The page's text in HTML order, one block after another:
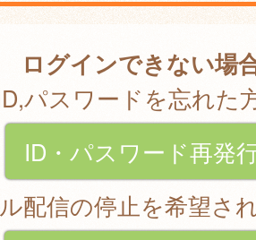
ログインできない場
パスワードを忘れた
ID・パスワード再発
配信の停止を希望さ